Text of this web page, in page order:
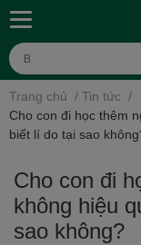
Trang chủ / Tin tức /
Cho con đi học thêm
biết lí do tại sao
Cho con đi
không hiệu
sao không?